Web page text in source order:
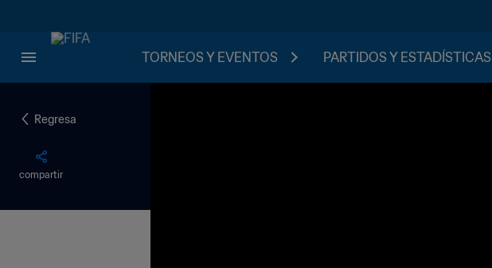
TORNEOS Y EVENTOS PARTIDOS Y ESTADÍSTICAS
Regresa
compartir